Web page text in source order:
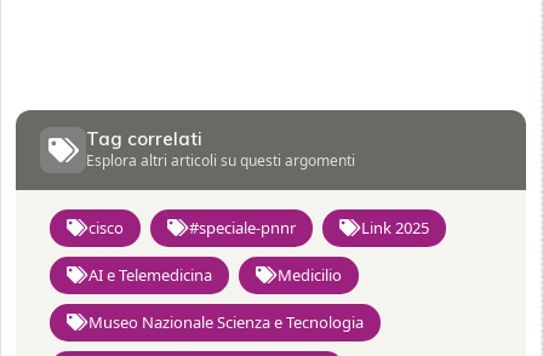
Tag correlati
Esplora altri articoli su questi argomenti
cisco #speciale-pnnr Link 2025
AI e Telemedicina Medicilio
Museo Nazionale Scienza e Tecnologia